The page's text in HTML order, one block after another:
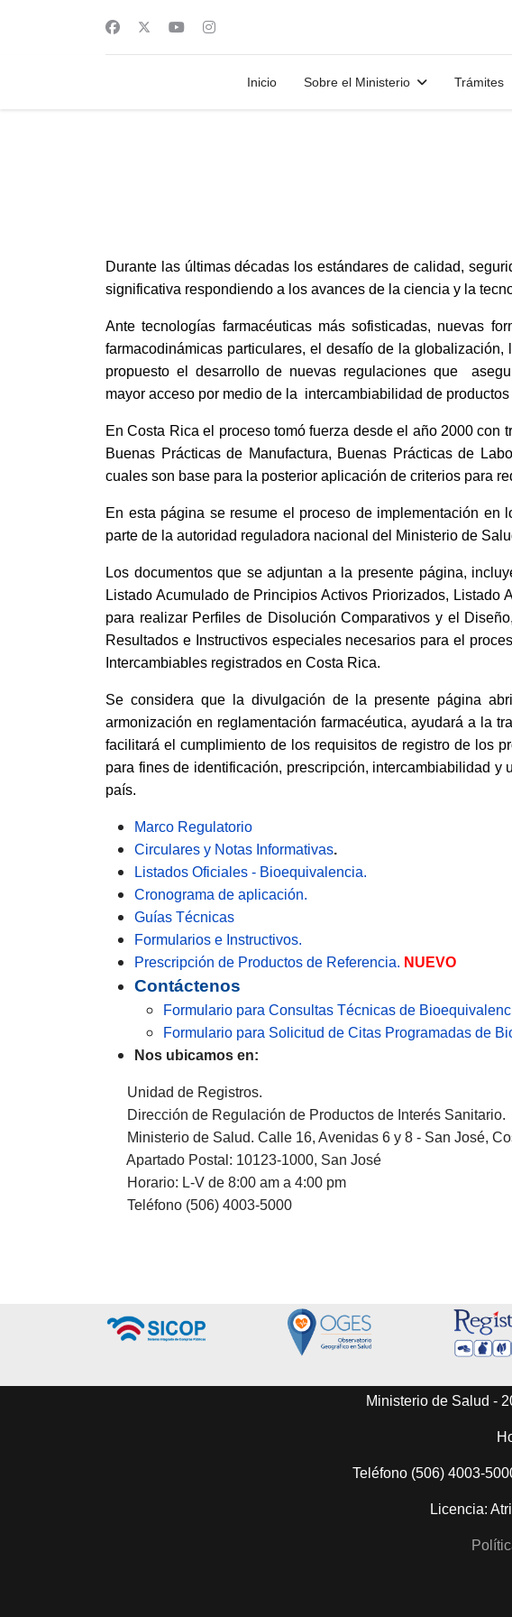
Inicio Sobre el Ministerio Trámites
Durante las últimas décadas los estándares de calidad,
significativa respondiendo a los avances de la ciencia y la
Ante tecnologías farmacéuticas más sofisticadas, nuevas
farmacodinámicas particulares, el desafío de la
propuesto el desarrollo de nuevas regulaciones que
mayor acceso por medio de la intercambiabilidad de productos
En Costa Rica el proceso tomó fuerza desde el año 2000
Buenas Prácticas de Manufactura, Buenas Prácticas de
cuales son base para la posterior aplicación de criterios para
En esta página se resume el proceso de implementación
parte de la autoridad reguladora nacional del Ministerio de
Los documentos que se adjuntan a la presente página,
Listado Acumulado de Principios Activos Priorizados,
para realizar Perfiles de Disolución Comparativos y el
Resultados e Instructivos especiales necesarios para el
Intercambiables registrados en Costa Rica.
Se considera que la divulgación de la presente página
armonización en reglamentación farmacéutica, ayudará a la
facilitará el cumplimiento de los requisitos de registro de los
para fines de identificación, prescripción, intercambiabilidad
país.
Marco Regulatorio
Circulares y Notas Informativas.
Listados Oficiales - Bioequivalencia.
Cronograma de aplicación.
Guías Técnicas
Formularios e Instructivos.
Prescripción de Productos de Referencia. NUEVO
Contáctenos
Formulario para Consultas Técnicas de
Formulario para Solicitud de Citas Programadas de
Nos ubicamos en:
Unidad de Registros.
Dirección de Regulación de Productos de Interés Sanitario.
Ministerio de Salud. Calle 16, Avenidas 6 y 8 - San José,
Apartado Postal: 10123-1000, San José
Horario: L-V de 8:00 am a 4:00 pm
Teléfono (506) 4003-5000
Ministerio de Salud -
Teléfono (506) 4003-
Licencia: